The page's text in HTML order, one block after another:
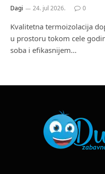
Dagi 24. jul 2026. 0
Kvalitetna termoizolacija
u prostoru tokom cele
soba i efikasnijem…